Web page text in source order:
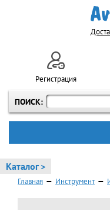
ПОИСК:
Регистрация
Каталог >
Главная — Инструмент —